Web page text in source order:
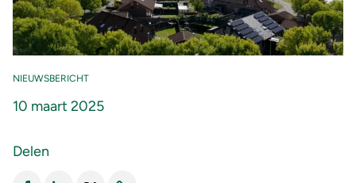
NIEUWSBERICHT
10 maart 2025
Delen